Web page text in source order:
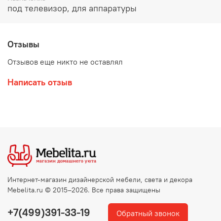
под телевизор, для аппаратуры
Отзывы
Отзывов еще никто не оставлял
Написать отзыв
+7(499)391-33-19 Обратный звонок
Интернет-магазин дизайнерской мебели, света и декора
Mebelita.ru © 2015–2026. Все права защищены